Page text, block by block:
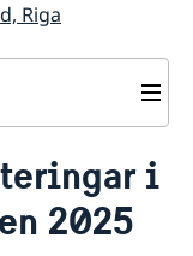
Riga
i
2025